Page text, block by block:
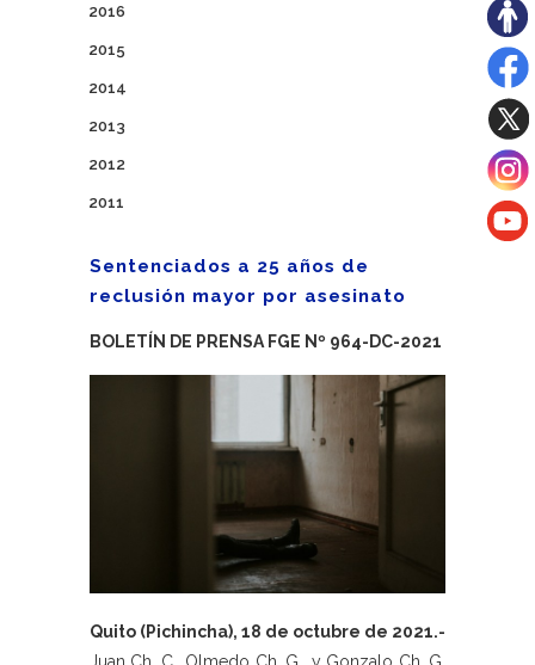
2016
2015
2014
2013
2012
2011
Sentenciados a 25 años de
reclusión mayor por asesinato
BOLETÍN DE PRENSA FGE Nº 964-DC-2021
Quito (Pichincha), 18 de octubre de 2021.-